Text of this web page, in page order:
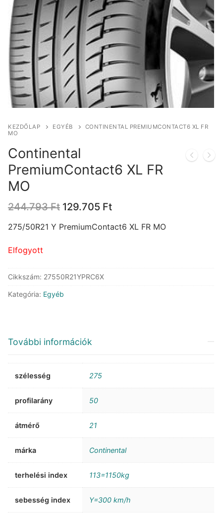
KEZDŐLAP EGYÉB
CONTINENTAL PREMIUMCONTACT6 XL FR
MO
Continental
PremiumContact6 XL FR
MO
244.793Ft Original
was:
129.705 FtCurrent
is:
275/50R21 Y PremiumContact6 XL FR MO
Elfogyott
Cikkszám: 27550R21YPRC6X
Kategória: Egyéb
További információk
szélesség 275
profilarány 50
átmérő 21
márka Continental
terhelési index 113=1150kg
sebesség index Y=300 km/h